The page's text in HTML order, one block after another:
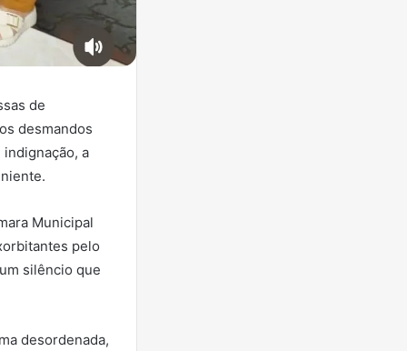
de
desmandos
a
Municipal
pelo
silêncio que
desordenada,